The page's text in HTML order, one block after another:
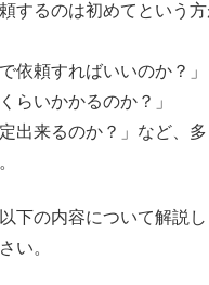
するのは初めてという
依頼すればいいのか？」
らいかかるのか？」
出来るのか？」など、
下の内容について解説
い。